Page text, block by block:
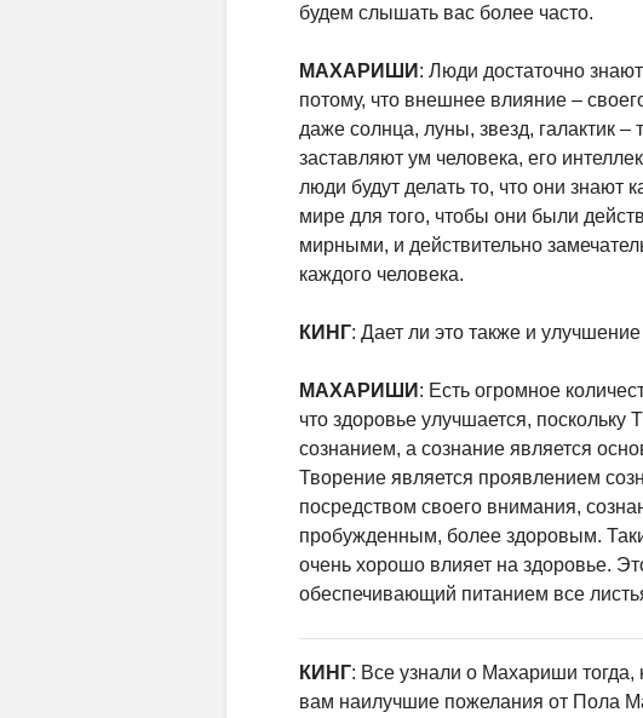
будем слышать вас более часто.
МАХАРИШИ : Люди достаточно
потому, что внешнее влияние –
даже солнца, луны, звезд, галактик
заставляют ум человека, его
люди будут делать то, что они знают
мире для того, чтобы они были
мирными, и действительно
каждого человека.
КИНГ: Дает ли это также и
МАХАРИШИ : Есть огромное
что здоровье улучшается,
сознанием, а сознание является
Творение является проявлением
посредством своего внимания,
пробужденным, более здоровым.
очень хорошо влияет на здоровье.
обеспечивающий питанием все
КИНГ: Все узнали о Махариши тогда,
вам наилучшие пожелания от Пола